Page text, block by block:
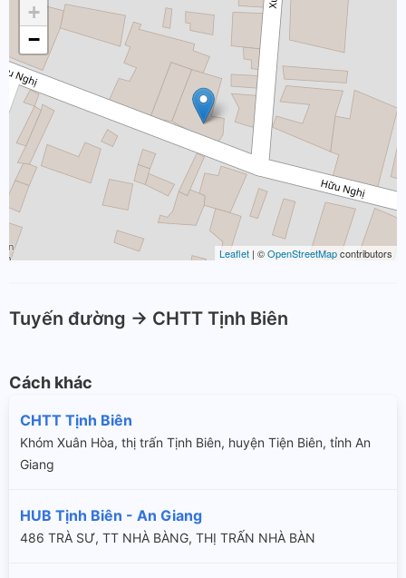
+
−
Leaflet | ©OpenStreetMapcontributors
Tuyến đường -> CHTT Tịnh Biên
Cách khác
CHTT Tịnh Biên
Khóm Xuân Hòa, thị trấn Tịnh Biên, huyện Tiện Biên, tỉnh An
Giang
HUB Tịnh Biên - An Giang
486 TRÀ SƯ, TT NHÀ BÀNG, THỊ TRẤN NHÀ BÀN